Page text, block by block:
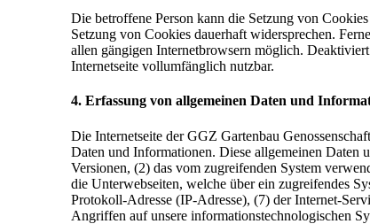
Die betroffene Person kann die Setzung von
Setzung von Cookies dauerhaft widersprechen.
allen gängigen Internetbrowsern möglich.
Internetseite vollumfänglich nutzbar.
4. Erfassung von allgemeinen Daten und
Die Internetseite der GGZ Gartenbau
Daten und Informationen. Diese allgemeinen Daten
Versionen, (2) das vom zugreifenden System
die Unterwebseiten, welche über ein zugreifendes
Protokoll-Adresse (IP-Adresse), (7) der Internet-
Angriffen auf unsere informationstechnologischen